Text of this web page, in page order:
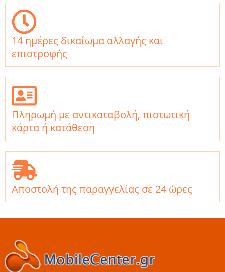
14 ημέρες δικαίωμα αλλαγής και
επιστροφής
Πληρωμή με αντικαταβολή, πιστωτική
κάρτα ή κατάθεση
Αποστολή της παραγγελίας σε 24 ώρες